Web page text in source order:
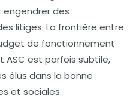
engendrer des
litiges. La frontière entre
de fonctionnement
est parfois subtile,
élus dans la bonne
et sociales.